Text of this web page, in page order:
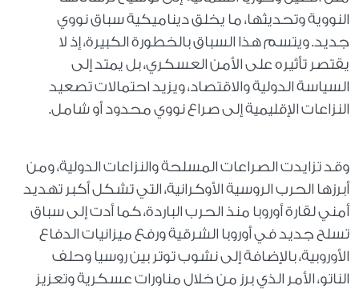
النووية وتحديثها، ما يخلق ديناميكية سباق نووي
جديد. ويتسم هذا السباق بالخطورة الكبيرة، إذ لا
يقتصر تأثيره على الأمن العسكري، بل يمتد إلى
السياسة الدولية والاقتصاد، ويزيد احتمالات تصعيد
النزاعات الإقليمية إلى صراع نووي محدود أو شامل.
وقد تزايدت الصراعات المسلحة والنزاعات الدولية، ومن
أبرزها الحرب الروسية الأوكرانية، التي تشكل أكبر تهديد
أمني لقارة أوروبا منذ الحرب الباردة، كما أدت إلى سباق
تسلح جديد في أوروبا الشرقية ورفع ميزانيات الدفاع
الأوروبية، بالإضافة إلى نشوب توتر بين روسيا وحلف
الناتو، الأمر الذي برز من خلال مناورات عسكرية وتعزيز